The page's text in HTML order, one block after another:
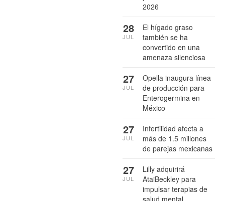
2026
El hígado graso
también se ha
convertido en una
amenaza silenciosa
28
JUL
Opella inaugura línea
de producción para
Enterogermina en
México
27
JUL
Infertilidad afecta a
más de 1.5 millones
de parejas mexicanas
27
JUL
Lilly adquirirá
AtaiBeckley para
impulsar terapias de
27
JUL